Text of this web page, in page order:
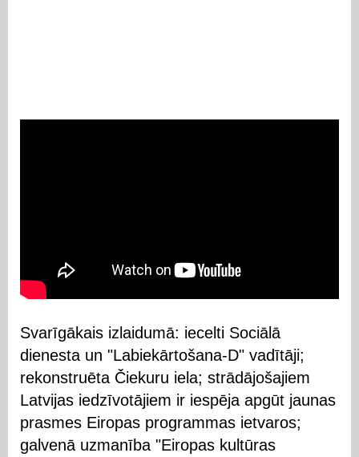
Svarīgākais izlaidumā: iecelti Sociālā
dienesta un "Labiekārtošana-D" vadītāji;
rekonstruēta Čiekuru iela; strādājošajiem
Latvijas iedzīvotājiem ir iespēja apgūt jaunas
prasmes Eiropas programmas ietvaros;
galvenā uzmanība "Eiropas kultūras